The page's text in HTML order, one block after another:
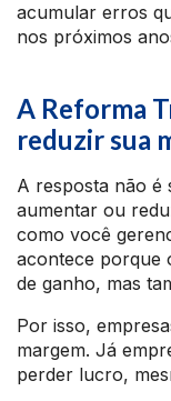
acumular erros
nos próximos
A Reforma
reduzir sua
A resposta não é
aumentar ou
como você
acontece porque
de ganho, mas
Por isso,
margem. Já
perder lucro,